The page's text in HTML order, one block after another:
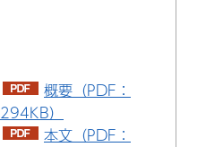
概要（PDF：
294KB）
本文（PDF：